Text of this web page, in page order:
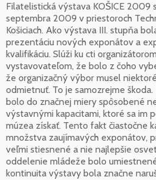
Filatelistická výstava KOŠICE 2009
septembra 2009 v priestoroch
Košiciach. Ako výstava III. stupňa
prezentáciu nových exponátov a
kvalifikáciu. Slúži ku cti
vystavovateľom, že bolo z čoho
že organizačný výbor musel
odmietnuť. To je samozrejme
bolo do značnej miery spôsobené
výstavnými kapacitami, ktoré sa im
múzea získať. Tento fakt čiastočne
množstva zaujímavých exponátov,
veľmi stiesnené a nie najlepšie
oddelenie mládeže bolo
kontinuita výstavy bola značne